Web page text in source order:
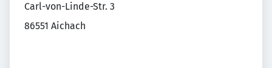
Carl-von-Linde-Str. 3
86551 Aichach